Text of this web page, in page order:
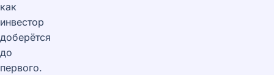
как
инвестор
доберётся
до
первого.